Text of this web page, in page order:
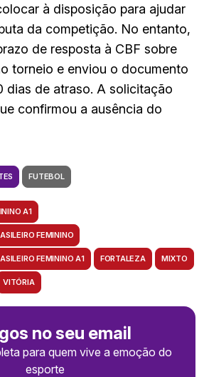
à disposição para ajudar
da competição. No entanto,
de resposta à CBF sobre
torneio e enviou o documento
dias de atraso. A solicitação
confirmou a ausência do
FUTEBOL
A1
FEMININO
FEMININO A1 FORTALEZA MIXTO
VITÓRIA
no seu email
para quem vive a emoção do
esporte